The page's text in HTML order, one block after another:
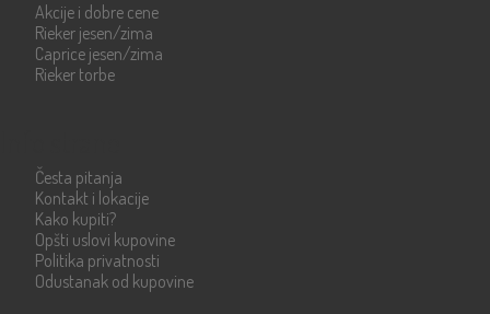
Akcije i dobre cene
Rieker jesen/zima
Caprice jesen/zima
Rieker torbe
Česta pitanja
Kontakt i lokacije
Kako kupiti?
Opšti uslovi kupovine
Politika privatnosti
Odustanak od kupovine